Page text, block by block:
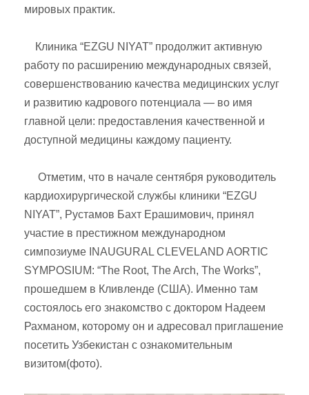
мировых практик.
Клиника “EZGU NIYAT” продолжит активную
работу по расширению международных связей,
совершенствованию качества медицинских услуг
и развитию кадрового потенциала — во имя
главной цели: предоставления качественной и
доступной медицины каждому пациенту.
Отметим, что в начале сентября руководитель
кардиохирургической службы клиники “EZGU
NIYAT”, Рустамов Бахт Ерашимович, принял
участие в престижном международном
симпозиуме INAUGURAL CLEVELAND AORTIC
SYMPOSIUM: “The Root, The Arch, The Works”,
прошедшем в Кливленде (США). Именно там
состоялось его знакомство с доктором Надеем
Рахманом, которому он и адресовал приглашение
посетить Узбекистан с ознакомительным
визитом(фото).